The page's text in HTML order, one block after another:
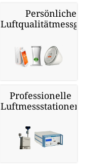
Persönliche
Luftqualitätmessgeräte
Professionelle
Luftmessstationen